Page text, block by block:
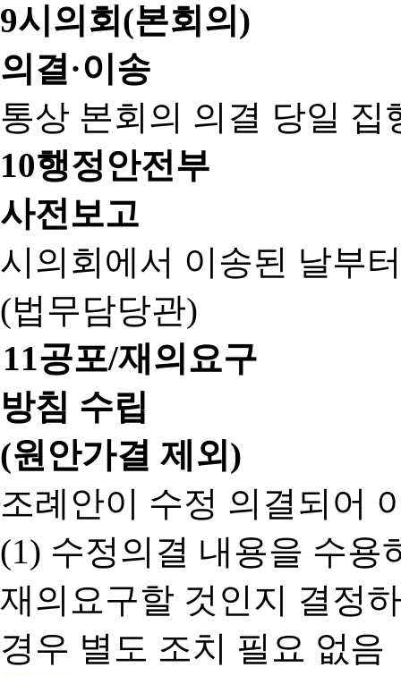
9시의회(본회의)
의결·이송
통상 본회의 의결 당일 집
10행정안전부
사전보고
시의회에서 이송된 날부
(법무담당관)
11공포/재의요구
방침 수립
(원안가결 제외)
조례안이 수정 의결되어
(1) 수정의결 내용을 수용
재의요구할 것인지 결정
경우 별도 조치 필요 없음